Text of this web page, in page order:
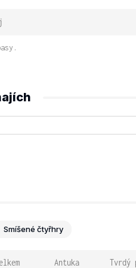
Smíšené čtyřhry
Antuka Tvrdý